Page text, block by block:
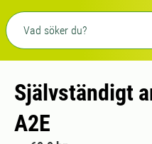
Fritext sökning
Självständigt
A2E